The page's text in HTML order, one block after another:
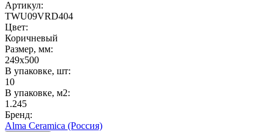
Артикул:
TWU09VRD404
Цвет:
Коричневый
Размер, мм:
249x500
В упаковке, шт:
10
В упаковке, м2:
1.245
Бренд:
Alma Ceramica (Россия)